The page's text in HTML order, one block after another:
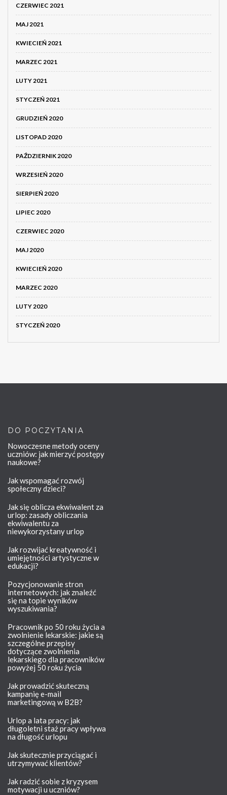
CZERWIEC 2021
MAJ 2021
KWIECIEŃ 2021
MARZEC 2021
LUTY 2021
STYCZEŃ 2021
GRUDZIEŃ 2020
LISTOPAD 2020
PAŹDZIERNIK 2020
WRZESIEŃ 2020
SIERPIEŃ 2020
LIPIEC 2020
CZERWIEC 2020
MAJ 2020
KWIECIEŃ 2020
MARZEC 2020
LUTY 2020
STYCZEŃ 2020
DO POCZYTANIA
Nowoczesne metody oceny
uczniów: jak mierzyć postępy
naukowe?
Jak wspomagać rozwój
społeczny dzieci?
Jak się oblicza ekwiwalent za
urlop: zasady obliczania
ekwiwalentu za
niewykorzystany urlop
Jak rozwijać kreatywność i
umiejętności artystyczne w
edukacji?
Pozycjonowanie stron
internetowych: jak znaleźć
się na topie wyników
wyszukiwania?
Pracownik po 50 roku życia a
zwolnienie lekarskie: jakie są
szczególne przepisy
dotyczące zwolnienia
lekarskiego dla pracowników
powyżej 50 roku życia
Jak prowadzić skuteczną
kampanię e-mail
marketingową w B2B?
Urlop a lata pracy: jak
długoletni staż pracy wpływa
na długość urlopu
Jak skutecznie przyciągać i
utrzymywać klientów?
Jak radzić sobie z kryzysem
motywacji u uczniów?